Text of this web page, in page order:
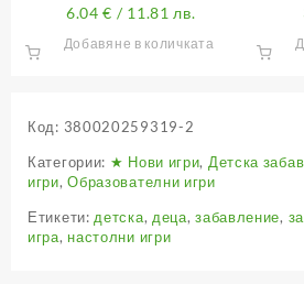
6.04€ / 11.81 лв.
Добавяне в количката
Код: 380020259319-2
Категории: ★ Нови игри, Детска
игри,Образователни игри
Етикети:детска, деца,забавление,
игра, настолни игри